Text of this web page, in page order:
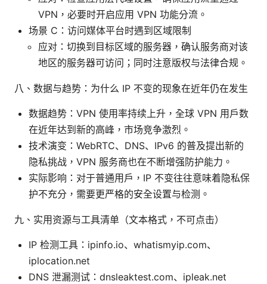
VPN，必要时开启应用 VPN 功能分流。
场景 C：访问媒体平台时遇到区域限制
应对：切换到目标区域的服务器，确认服务商对该
地区的服务器可访问；同时注意版权与法律合规。
八、数据与趋势：为什么 IP 不变的现象在近年仍在发生
数据趋势：VPN 使用率持续上升，全球 VPN 用户数
在近年达到新的高峰，市场竞争激烈。
技术演变：WebRTC、DNS、IPv6 的普及提出新的
隐私挑战，VPN 服务商也在不断增强防护能力。
实际影响：对于普通用户，IP 不变往往意味着隐私保
护不充分，需要更严格的安全设置与检测。
九、实用资源与工具清单（文本格式，不可点击）
IP 检测工具：ipinfo.io、whatismyip.com、
iplocation.net
DNS 泄漏测试：dnsleaktest.com、ipleak.net